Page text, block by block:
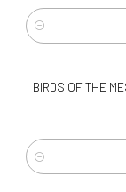
Cantidad
Nuevo
BIRDS OF THE
Cantidad